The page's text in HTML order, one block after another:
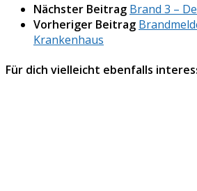
Nächster Beitrag Brand 3 –
Vorheriger Beitrag
Krankenhaus
Für dich vielleicht ebenfalls